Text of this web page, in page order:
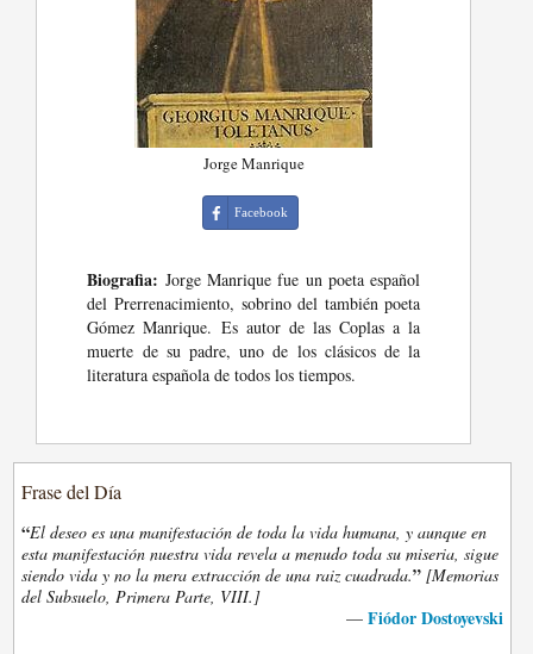
Jorge Manrique
Facebook
Biografia: Jorge Manrique fue un poeta español
del Prerrenacimiento, sobrino del también poeta
Gómez Manrique. Es autor de las Coplas a la
muerte de su padre, uno de los clásicos de la
literatura española de todos los tiempos.
Frase del Día
“El deseo es una manifestación de toda la vida humana, y aunque en
esta manifestación nuestra vida revela a menudo toda su miseria, sigue
siendo vida y no la mera extracción de una raiz cuadrada.” [Memorias
del Subsuelo, Primera Parte, VIII.]
— Fiódor Dostoyevski